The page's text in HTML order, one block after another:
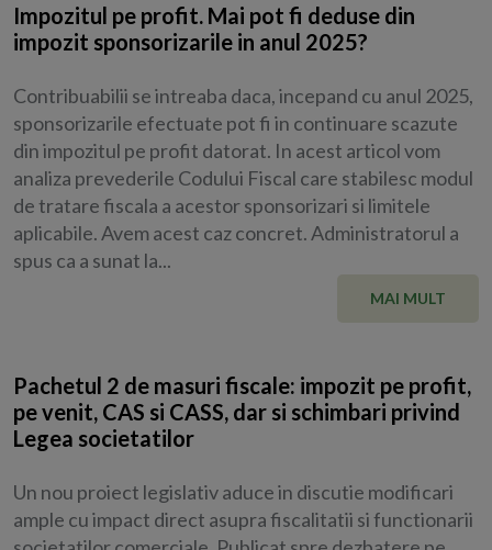
Impozitul pe profit. Mai pot fi deduse din
impozit sponsorizarile in anul 2025?
Contribuabilii se intreaba daca, incepand cu anul 2025,
sponsorizarile efectuate pot fi in continuare scazute
din impozitul pe profit datorat. In acest articol vom
analiza prevederile Codului Fiscal care stabilesc modul
de tratare fiscala a acestor sponsorizari si limitele
aplicabile. Avem acest caz concret. Administratorul a
spus ca a sunat la...
MAI MULT
Pachetul 2 de masuri fiscale: impozit pe profit,
pe venit, CAS si CASS, dar si schimbari privind
Legea societatilor
Un nou proiect legislativ aduce in discutie modificari
ample cu impact direct asupra fiscalitatii si functionarii